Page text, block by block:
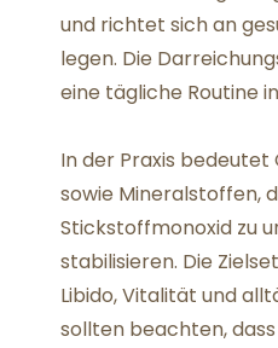
und richtet sich an
legen. Die
eine tägliche Routine
In der Praxis
sowie Mineralstoffen,
Stickstoffmonoxid zu
stabilisieren. Die
Libido, Vitalität und
sollten beachten,